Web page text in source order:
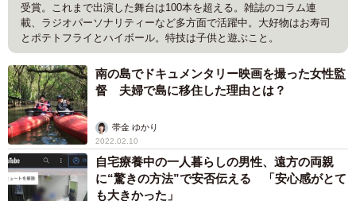
受賞。これまで出演した舞台は100本を超える。雑誌のコラム連
載、ラジオパーソナリティーなど多方面で活躍中。大好物はお寿司
とポテトフライとハイボール。特技は子供と遊ぶこと。
南の島でドキュメンタリー映画を撮った女性監
督 夫婦で島に移住した理由とは？
帯金 ゆかり
2022.02.10
自宅療養中の一人暮らしの男性、遠方の両親
に“驚きの方法”で安否伝える 「安心感がとて
も大きかった」